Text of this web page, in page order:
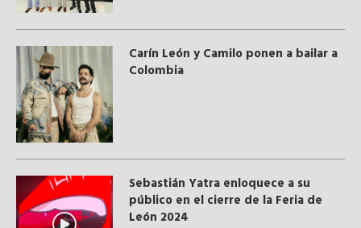
Carín León y Camilo ponen a bailar a
Colombia
Sebastián Yatra enloquece a su
público en el cierre de la Feria de
León 2024